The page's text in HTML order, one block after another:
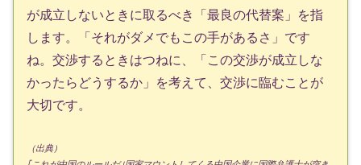
が成立しないときに取るべき「最良の代替案」を指
します。「それがダメでもこの手があるさ」です
ね。交渉するときはつねに、「この交渉が成立しな
かったらどうするか」を考えて、交渉に臨むことが
大切です。
（出典）